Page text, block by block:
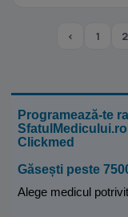
‹ 1 2
Programează-te
Clickmed
Găsești peste
Alege medicul